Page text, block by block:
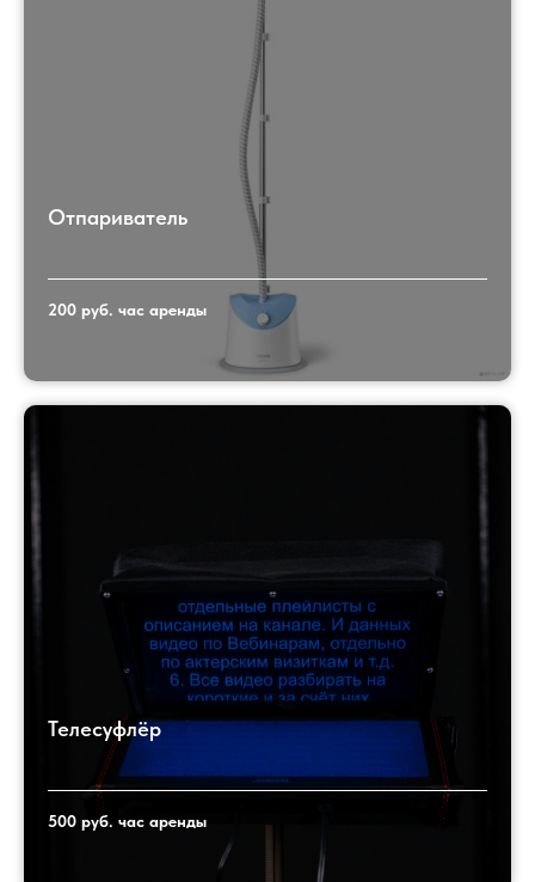
Отпариватель
200 руб. час аренды
Телесуфлёр
500 руб. час аренды